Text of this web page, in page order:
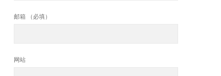
邮箱 （必填）
网站